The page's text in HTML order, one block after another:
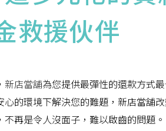
救援伙伴
新店當舖為您提供最彈性的還款方式
的環境下解決您的難題，新店當舖
再是令人沒面子，難以啟齒的問題。